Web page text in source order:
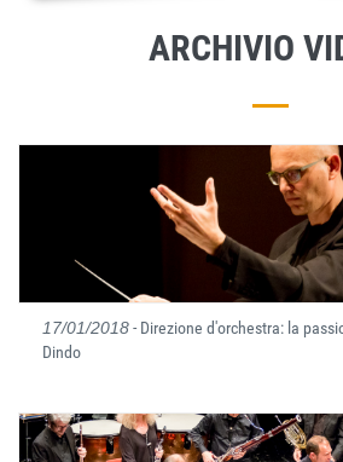
ARCHIVIO
17/01/2018- Direzione d'orchestra: la
Dindo